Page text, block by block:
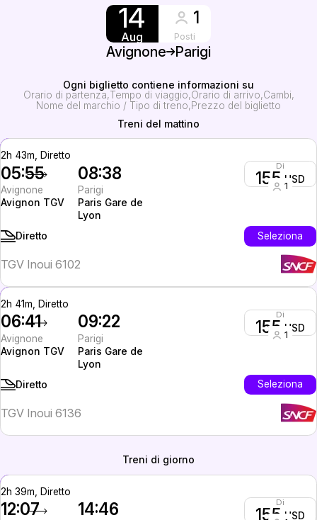
14
Aug
1
Posti
Avignone Parigi
Ogni biglietto contiene informazioni su
Orario di partenza Tempo di viaggio Orario di arrivo Cambi
Nome del marchio / Tipo di treno Prezzo del biglietto
Treni del mattino
2h 43m, Diretto
05:55
Avignone
Avignon TGV
08:38
Parigi
Paris Gare de
Lyon
Di
155 USD
1
Diretto Seleziona
TGV Inoui 6102
2h 41m, Diretto
06:41
Avignone
Avignon TGV
09:22
Parigi
Paris Gare de
Lyon
Di
155 USD
1
Diretto Seleziona
TGV Inoui 6136
Treni di giorno
2h 39m, Diretto
12:07 14:46 Di
155 USD